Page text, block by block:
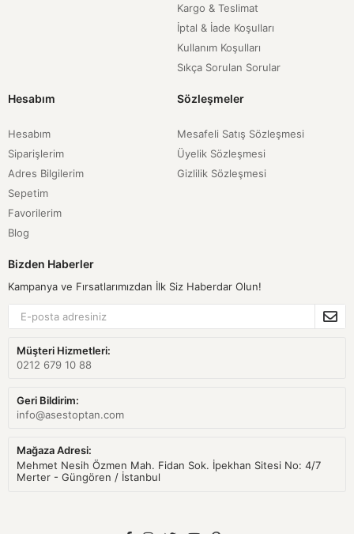
Kargo & Teslimat
İptal & İade Koşulları
Kullanım Koşulları
Sıkça Sorulan Sorular
Hesabım
Hesabım
Siparişlerim
Adres Bilgilerim
Sepetim
Favorilerim
Blog
Sözleşmeler
Mesafeli Satış Sözleşmesi
Üyelik Sözleşmesi
Gizlilik Sözleşmesi
Bizden Haberler
Kampanya ve Fırsatlarımızdan İlk Siz Haberdar Olun!
Müşteri Hizmetleri:
0212 679 10 88
Geri Bildirim:
info@asestoptan.com
Mağaza Adresi:
Mehmet Nesih Özmen Mah. Fidan Sok. İpekhan Sitesi No: 4/7
Merter - Güngören / İstanbul